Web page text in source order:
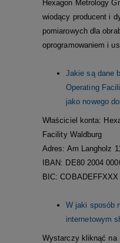
Hexagon Metrology
wiodący producent i
pomiarowych dla
oprogramowaniem i
Jakie są dane
Operating
jako nowego
Właściciel konta:
Facility Waldburg
Adres: Am Langholz
IBAN: DE80 2004
BIC: COBADEFFXXX
W jaki sposób
internetowym
Wystarczy kliknąć na